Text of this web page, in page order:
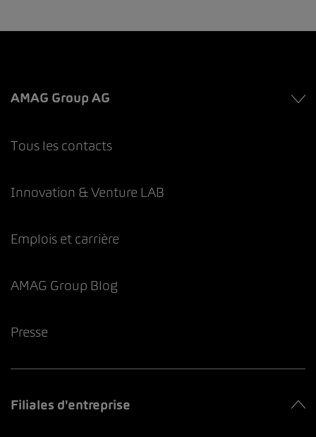
AMAG Group AG
Tous les contacts
Innovation & Venture LAB
Emplois et carrière
AMAG Group Blog
Presse
Filiales d'entreprise